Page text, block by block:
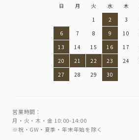
日 月 火 水 木
1
2 3
6
7 8 9 10
13
14 15 16 17
20
21 22 23 24
27
28 29 30
営業時間：
月・火・木・金 10:00-14:00
※祝・GW・夏季・年末年始を除く